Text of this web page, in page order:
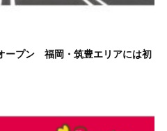
ープン 福岡・筑豊エリアには初